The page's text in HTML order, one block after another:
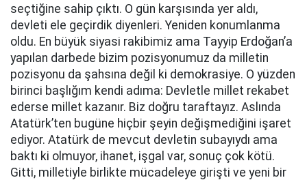
seçtiğine sahip çıktı. O gün karşısında yer aldı,
devleti ele geçirdik diyenleri. Yeniden konumlanma
oldu. En büyük siyasi rakibimiz ama Tayyip Erdoğan’a
yapılan darbede bizim pozisyonumuz da milletin
pozisyonu da şahsına değil ki demokrasiye. O yüzden
birinci başlığım kendi adıma: Devletle millet rekabet
ederse millet kazanır. Biz doğru taraftayız. Aslında
Atatürk’ten bugüne hiçbir şeyin değişmediğini işaret
ediyor. Atatürk de mevcut devletin subayıydı ama
baktı ki olmuyor, ihanet, işgal var, sonuç çok kötü.
Gitti, milletiyle birlikte mücadeleye girişti ve yeni bir